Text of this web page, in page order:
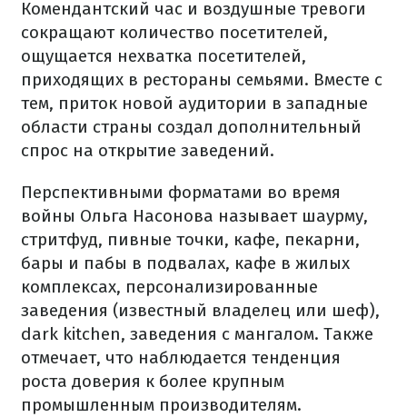
Комендантский час и воздушные тревоги
сокращают количество посетителей,
ощущается нехватка посетителей,
приходящих в рестораны семьями. Вместе с
тем, приток новой аудитории в западные
области страны создал дополнительный
спрос на открытие заведений.
Перспективными форматами во время
войны Ольга Насонова называет шаурму,
стритфуд, пивные точки, кафе, пекарни,
бары и пабы в подвалах, кафе в жилых
комплексах, персонализированные
заведения (известный владелец или шеф),
dark kitchen, заведения с мангалом. Также
отмечает, что наблюдается тенденция
роста доверия к более крупным
промышленным производителям.